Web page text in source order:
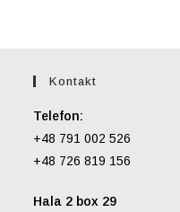
Kontakt
Telefon:
+48 791 002 526
+48 726 819 156
Hala 2 box 29